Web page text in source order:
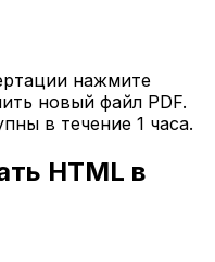
нажмите
новый файл PDF.
в течение 1 часа.
HTML в